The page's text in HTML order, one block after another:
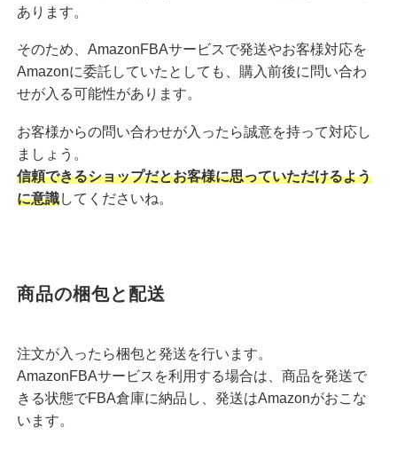
あります。
そのため、AmazonFBAサービスで発送やお客様対応を
Amazonに委託していたとしても、購入前後に問い合わ
せが入る可能性があります。
お客様からの問い合わせが入ったら誠意を持って対応し
ましょう。
信頼できるショップだとお客様に思っていただけるよう
に意識してくださいね。
商品の梱包と配送
注文が入ったら梱包と発送を行います。
AmazonFBAサービスを利用する場合は、商品を発送で
きる状態でFBA倉庫に納品し、発送はAmazonがおこな
います。